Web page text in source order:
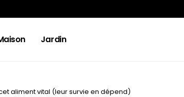
Jardin
aliment vital (leur survie en dépend)